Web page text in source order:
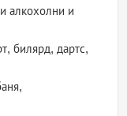
алкохолни и
билярд, дартс,